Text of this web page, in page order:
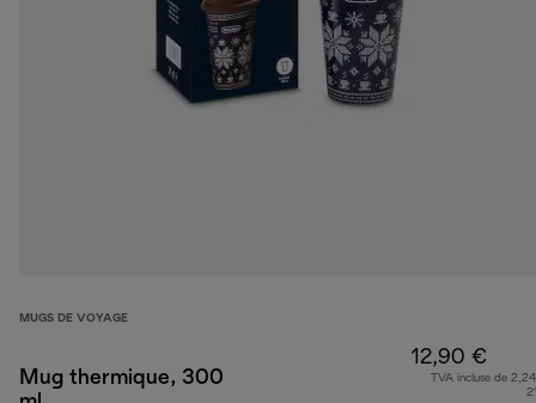
MUGS DE VOYAGE
Mug thermique, 300
12,90 €
TVA incluse de